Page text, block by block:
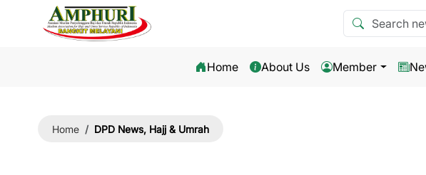
Search news
Home About Us Member
Home DPD News, Hajj & Umrah